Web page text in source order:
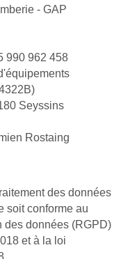
- GAP
990 962 458
Seyssins
Rostaing
des données
soit conforme au
des données (RGPD)
et à la loi